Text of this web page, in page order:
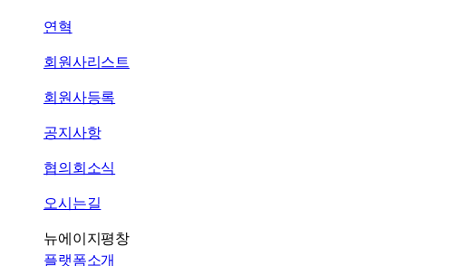
연혁
회원사리스트
회원사등록
공지사항
협의회소식
오시는길
뉴에이지평창
플랫폼소개